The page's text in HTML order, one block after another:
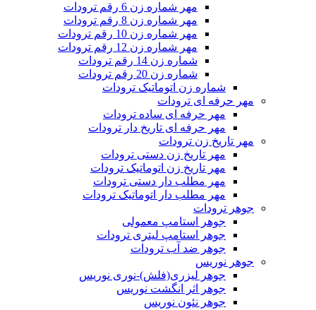
مهر شماره زن 6 رقم ترودات
مهر شماره زن 8 رقم ترودات
مهر شماره زن 10 رقم ترودات
مهر شماره زن 12 رقم ترودات
شماره زن 14 رقم ترودات
شماره زن 20 رقم ترودات
شماره زن اتوماتیک ترودات
مهر حرفه ای ترودات
مهر حرفه ای ساده ترودات
مهر حرفه ای تاریخ دار ترودات
مهر تاریخ زن ترودات
مهر تاریخ زن دستی ترودات
مهر تاریخ زن اتوماتیک ترودات
مهر مطلب دار دستی ترودات
مهر مطلب دار اتوماتیک ترودات
جوهر ترودات
جوهر استامپ معمولی
جوهر استامپ لیتری ترودات
جوهر ضد آب ترودات
جوهر نوریس
جوهر لیزری(فلش)-نوری نوریس
جوهر اثر انگشت نوریس
جوهر نئون نوریس